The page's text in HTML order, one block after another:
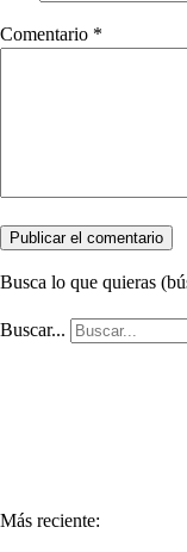
Comentario *
Busca lo que quieras
Buscar...
Más reciente: